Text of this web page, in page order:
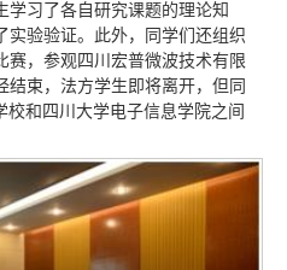
学习了各自研究课题的理论知
实验验证。此外，同学们还组织
赛，参观四川宏普微波技术有限
结束，法方学生即将离开，但同
和四川大学电子信息学院之间